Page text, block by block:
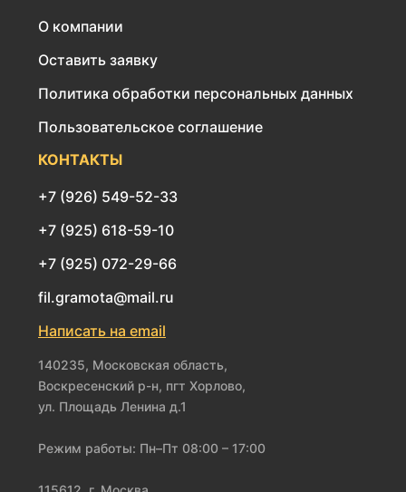
О компании
Оставить заявку
Политика обработки персональных данных
Пользовательское соглашение
КОНТАКТЫ
+7 (926) 549-52-33
+7 (925) 618-59-10
+7 (925) 072-29-66
fil.gramota@mail.ru
Написать на email
140235, Московская область,
Воскресенский р-н, пгт Хорлово,
ул. Площадь Ленина д.1
Режим работы: Пн–Пт 08:00 – 17:00